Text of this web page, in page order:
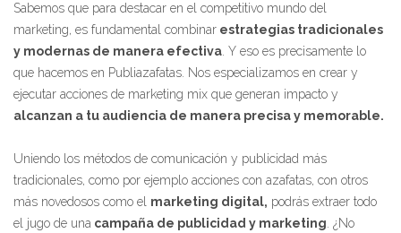
Sabemos que para destacar en el competitivo mundo del
marketing, es fundamental combinar estrategias tradicionales
y modernas de manera efectiva . Y eso es precisamente lo
que hacemos en Publiazafatas. Nos especializamos en crear y
ejecutar acciones de marketing mix que generan impacto y
alcanzan a tu audiencia de manera precisa y memorable.
Uniendo los métodos de comunicación y publicidad más
tradicionales, como por ejemplo acciones con azafatas, con otros
más novedosos como el marketing digital, podrás extraer todo
el jugo de una campaña de publicidad y marketing . ¿No